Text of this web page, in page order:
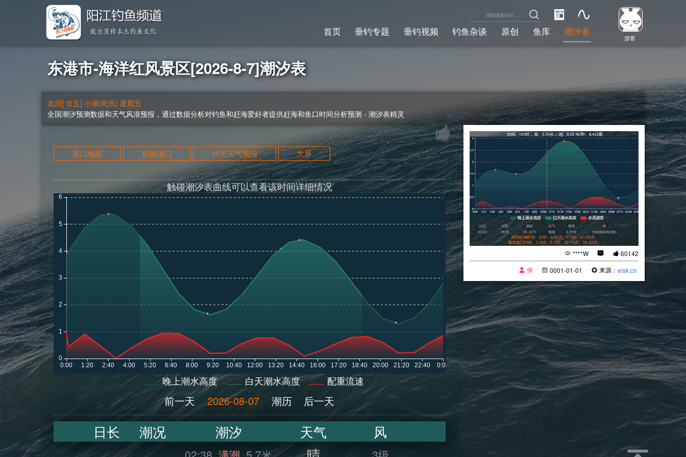
游客
首页 垂钓专题 垂钓视频 钓鱼杂谈 原创 鱼库 潮汐表
东港市-海洋红风景区[2026-8-7]潮汐表
农历[ 廿五] 小潮(死汛) 星期五
全国潮汐预测数据和天气风浪预报，通过数据分析对钓鱼和赶海爱好者提供赶海和鱼口时间分析预测 - 潮汐表精灵
港口地图 切换港口 15天天气预报 大屏
触碰潮汐表曲线可以查看该时间详细情况
晚上潮水高度 白天潮水高度 配重流速
前一天 2026-08-07 潮历 后一天
日长 潮况 潮汐 天气 风
****W
60142
偉
0001-01-01 来源：eisk.cn